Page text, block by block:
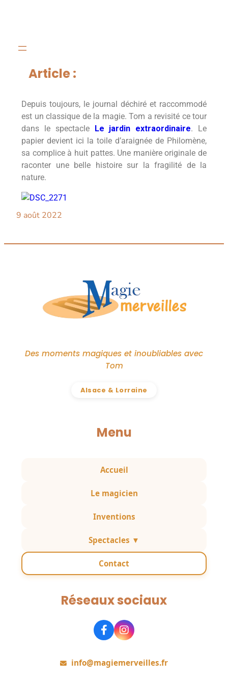
Article :
Depuis toujours, le journal déchiré et raccommodé
est un classique de la magie. Tom a revisité ce tour
dans le spectacle Le jardin extraordinaire. Le
papier devient ici la toile d’araignée de Philomène,
sa complice à huit pattes. Une manière originale de
raconter une belle histoire sur la fragilité de la
nature.
9 août 2022
Des moments magiques et inoubliables avec
Tom
Alsace & Lorraine
Menu
Accueil
Le magicien
Inventions
Spectacles ▼
Contact
Réseaux sociaux
info@magiemerveilles.fr